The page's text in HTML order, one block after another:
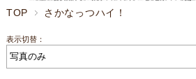
TOP さかなっつハイ！
表示切替：